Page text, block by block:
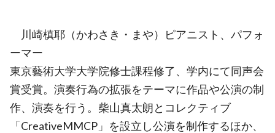
川崎槙耶（かわさき・まや）ピアニスト、パフォ
ーマー
東京藝術大学大学院修士課程修了、学内にて同声会
賞受賞。演奏行為の拡張をテーマに作品や公演の制
作、演奏を行う。柴山真太朗とコレクティブ
「CreativeMMCP」を設立し公演を制作するほか、